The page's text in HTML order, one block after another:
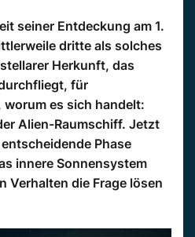
seiner Entdeckung am 1.
dritte als solches
Herkunft, das
für
es sich handelt:
Alien-Raumschiff. Jetzt
Phase
innere Sonnensystem
Verhalten die Frage lösen